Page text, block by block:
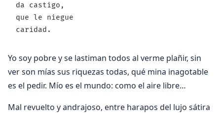
da castigo,
que le niegue
caridad.
Yo soy pobre y se lastiman todos al verme plañir, sin
ver son mías sus riquezas todas, qué mina inagotable
es el pedir. Mío es el mundo: como el aire libre…
Mal revuelto y andrajoso, entre harapos del lujo sátira